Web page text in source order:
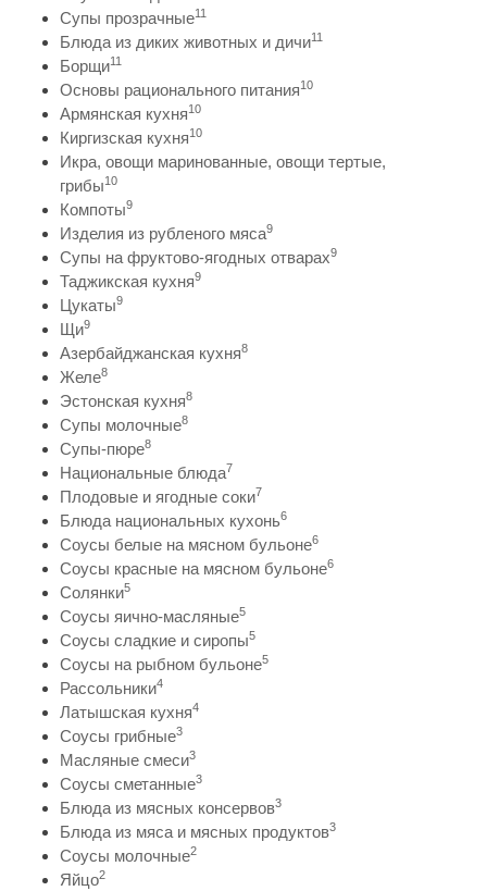
Супы прозрачные11
Блюда из диких животных и дичи11
Борщи11
Основы рационального питания10
Армянская кухня10
Киргизская кухня10
Икра, овощи маринованные, овощи тертые,
грибы10
Компоты9
Изделия из рубленого мяса9
Супы на фруктово-ягодных отварах9
Таджикская кухня9
Цукаты9
Щи9
Азербайджанская кухня8
Желе8
Эстонская кухня8
Супы молочные8
Супы-пюре8
Национальные блюда7
Плодовые и ягодные соки7
Блюда национальных кухонь6
Соусы белые на мясном бульоне6
Соусы красные на мясном бульоне6
Солянки5
Соусы яично-масляные5
Соусы сладкие и сиропы5
Соусы на рыбном бульоне5
Рассольники4
Латышская кухня4
Соусы грибные3
Масляные смеси3
Соусы сметанные3
Блюда из мясных консервов3
Блюда из мяса и мясных продуктов3
Соусы молочные2
Яйцо2